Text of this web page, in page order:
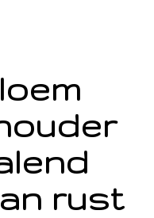
rust